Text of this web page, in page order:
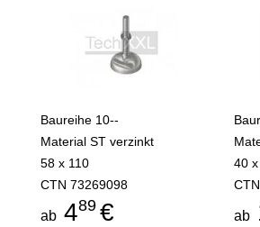
Baureihe 10--
Material ST verzinkt
58 x 110
CTN 73269098
ab 489 €
40
ab